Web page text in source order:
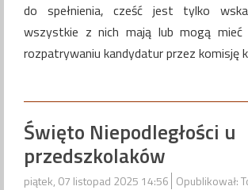
do spełnienia, cześć jest tylko
wszystkie z nich mają lub mogą mieć
rozpatrywaniu kandydatur przez komisję
Święto Niepodległości u
przedszkolaków
piątek, 07 listopad 2025 14:56 Opublikował: